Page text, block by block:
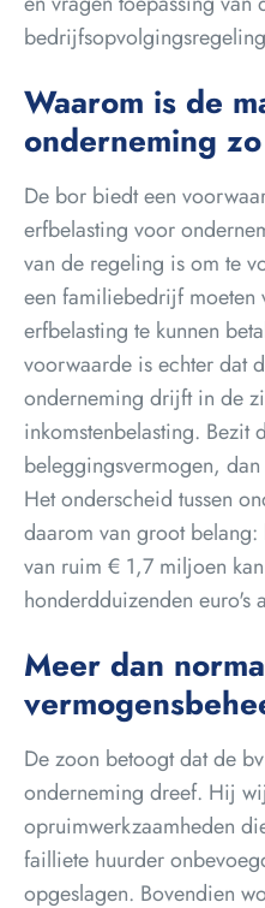
Waarom is de
onderneming
De bor biedt een
erfbelasting voor
van de regeling is om te
een familiebedrijf moeten
erfbelasting te kunnen
voorwaarde is echter dat
onderneming drijft in de
inkomstenbelasting. Bezit
beleggingsvermogen,
Het onderscheid tussen
daarom van groot
van ruim € 1,7 miljoen
honderdduizenden euro's
Meer dan
De zoon betoogt dat de
onderneming dreef. Hij
opruimwerkzaamheden
failliete huurder
opgeslagen. Bovendien